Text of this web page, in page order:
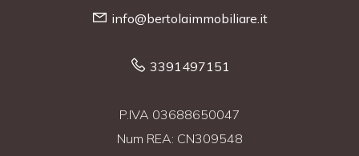
info@bertolaimmobiliare.it
3391497151
P.IVA 03688650047
Num REA: CN309548